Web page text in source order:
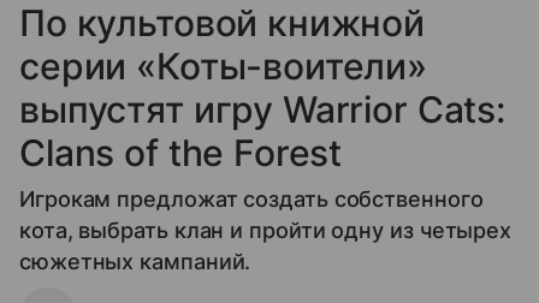
По культовой книжной
серии «Коты-воители»
выпустят игру Warrior Cats:
Clans of the Forest
Игрокам предложат создать собственного
кота, выбрать клан и пройти одну из четырех
сюжетных кампаний.